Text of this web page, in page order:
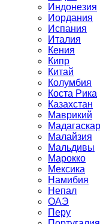
Индонезия
Иордания
Испания
Италия
Кения
Кипр
Китай
Колумбия
Коста Рика
Казахстан
Маврикий
Мадагаскар
Малайзия
Мальдивы
Марокко
Мексика
Намибия
Непал
ОАЭ
Перу